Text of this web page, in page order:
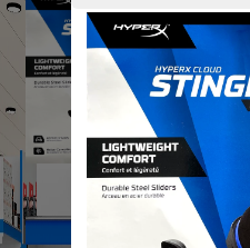
35 000F